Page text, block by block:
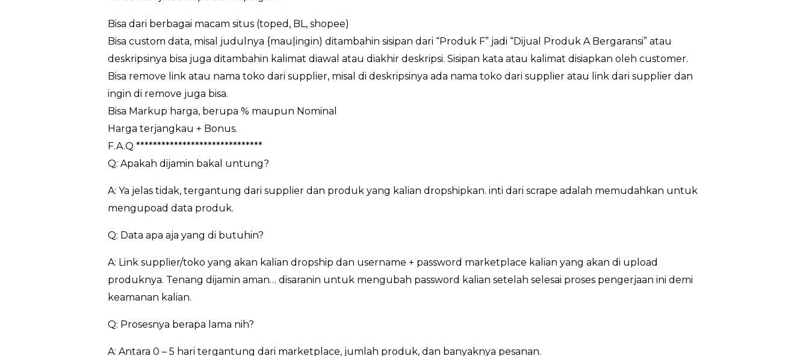
Bisa dari berbagai macam situs (toped, BL, shopee)
Bisa custom data, misal judulnya {mau|ingin) ditambahin sisipan dari “Produk F” jadi “Dijual Produk A Bergaransi” atau
deskripsinya bisa juga ditambahin kalimat diawal atau diakhir deskripsi. Sisipan kata atau kalimat disiapkan oleh customer.
Bisa remove link atau nama toko dari supplier, misal di deskripsinya ada nama toko dari supplier atau link dari supplier dan
ingin di remove juga bisa.
Bisa Markup harga, berupa % maupun Nominal
Harga terjangkau + Bonus.
F.A.Q ******************************
Q: Apakah dijamin bakal untung?
A: Ya jelas tidak, tergantung dari supplier dan produk yang kalian dropshipkan. inti dari scrape adalah memudahkan untuk
mengupoad data produk.
Q: Data apa aja yang di butuhin?
A: Link supplier/toko yang akan kalian dropship dan username + password marketplace kalian yang akan di upload
produknya. Tenang dijamin aman… disaranin untuk mengubah password kalian setelah selesai proses pengerjaan ini demi
keamanan kalian.
Q: Prosesnya berapa lama nih?
A: Antara 0 – 5 hari tergantung dari marketplace, jumlah produk, dan banyaknya pesanan.